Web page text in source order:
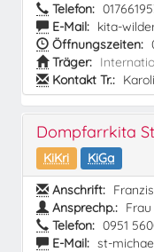
Telefon:
E-Mail: kita-
Öffnungszeiten:
Träger:
Kontakt Tr.:
Dompfarrkita
KiKri
KiGa
Anschrift:
Ansprechp.:
Telefon: 0951
E-Mail: st-